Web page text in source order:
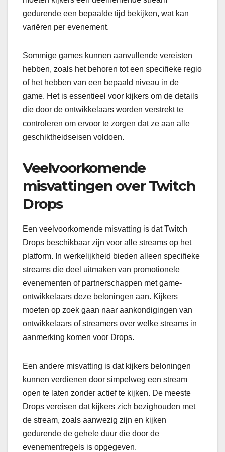
gedurende een bepaalde tijd bekijken, wat kan
variëren per evenement.
Sommige games kunnen aanvullende vereisten
hebben, zoals het behoren tot een specifieke regio
of het hebben van een bepaald niveau in de
game. Het is essentieel voor kijkers om de details
die door de ontwikkelaars worden verstrekt te
controleren om ervoor te zorgen dat ze aan alle
geschiktheidseisen voldoen.
Veelvoorkomende
misvattingen over Twitch
Drops
Een veelvoorkomende misvatting is dat Twitch
Drops beschikbaar zijn voor alle streams op het
platform. In werkelijkheid bieden alleen specifieke
streams die deel uitmaken van promotionele
evenementen of partnerschappen met game-
ontwikkelaars deze beloningen aan. Kijkers
moeten op zoek gaan naar aankondigingen van
ontwikkelaars of streamers over welke streams in
aanmerking komen voor Drops.
Een andere misvatting is dat kijkers beloningen
kunnen verdienen door simpelweg een stream
open te laten zonder actief te kijken. De meeste
Drops vereisen dat kijkers zich bezighouden met
de stream, zoals aanwezig zijn en kijken
gedurende de gehele duur die door de
evenementregels is opgegeven.